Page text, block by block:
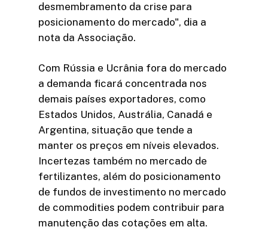
desmembramento da crise para
posicionamento do mercado", dia a
nota da Associação.
Com Rússia e Ucrânia fora do mercado
a demanda ficará concentrada nos
demais países exportadores, como
Estados Unidos, Austrália, Canadá e
Argentina, situação que tende a
manter os preços em níveis elevados.
Incertezas também no mercado de
fertilizantes, além do posicionamento
de fundos de investimento no mercado
de commodities podem contribuir para
manutenção das cotações em alta.